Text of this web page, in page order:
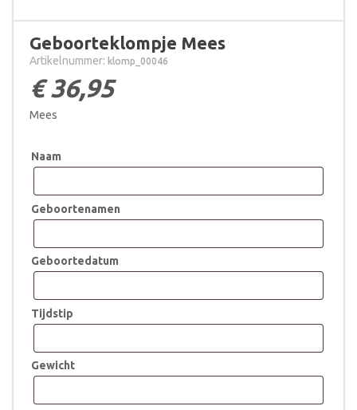
Geboorteklompje Mees
Artikelnummer: klomp_00046
€36,95
Mees
Naam
Geboortenamen
Geboortedatum
Tijdstip
Gewicht